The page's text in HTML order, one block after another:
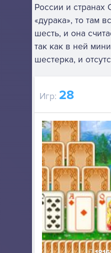
России и странах
«дурака», то там
шесть, и она
так как в ней
шестерка, и
Игр: 28